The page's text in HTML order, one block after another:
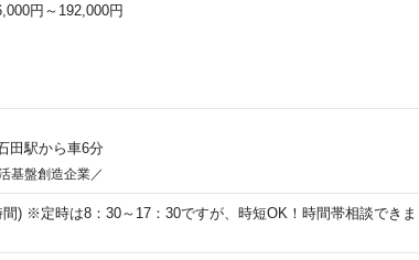
円～192,000円
田駅から車6分
基盤創造企業／
) ※定時は8：30～17：30ですが、時短OK！時間帯相談できま